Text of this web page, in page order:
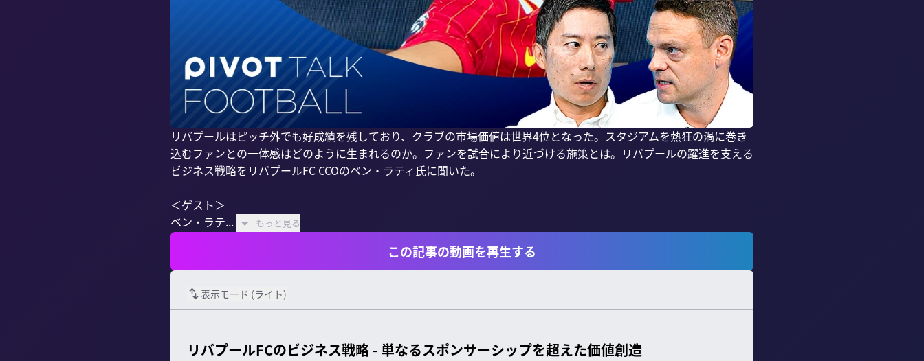
リバプールはピッチ外でも好成績を残しており、クラブの市場価値は世界4位となった。スタジアムを熱狂の渦に巻き
込むファンとの一体感はどのように生まれるのか。ファンを試合により近づける施策とは。リバプールの躍進を支える
ビジネス戦略をリバプールFC CCOのベン・ラティ氏に聞いた。
＜ゲスト＞
ベン・ラテ...
もっと見る
この記事の動画を再生する
表示モード (ライト)
リバプールFCのビジネス戦略 - 単なるスポンサーシップを超えた価値創造